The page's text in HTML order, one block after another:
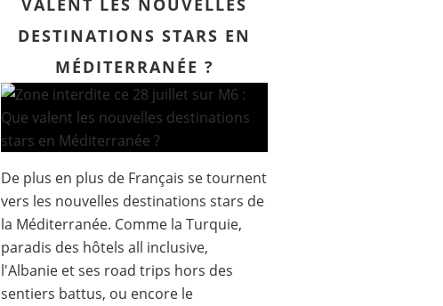
VALENT LES NOUVELLES
DESTINATIONS STARS EN
MÉDITERRANÉE ?
De plus en plus de Français se tournent
vers les nouvelles destinations stars de
la Méditerranée. Comme la Turquie,
paradis des hôtels all inclusive,
l'Albanie et ses road trips hors des
sentiers battus, ou encore le